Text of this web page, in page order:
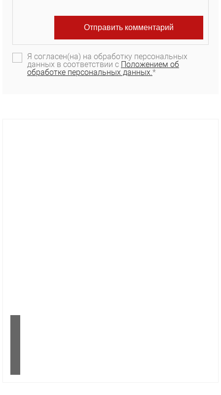
Я согласен(на) на обработку персональных
данных в соответствии с Положением об
обработке персональных данных.*